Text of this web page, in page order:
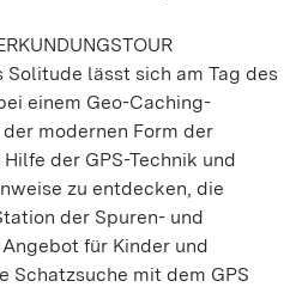
Solitude lässt sich am Tag des
einem Geo-Caching-
modernen Form der
der GPS-Technik und
zu entdecken, die
der Spuren- und
für Kinder und
Schatzsuche mit dem GPS